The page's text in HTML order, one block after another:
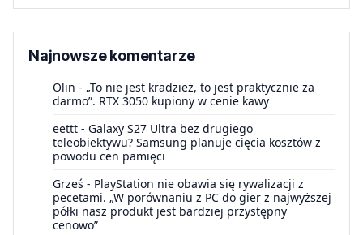
Najnowsze komentarze
Olin - „To nie jest kradzież, to jest praktycznie za
darmo”. RTX 3050 kupiony w cenie kawy
eettt - Galaxy S27 Ultra bez drugiego
teleobiektywu? Samsung planuje cięcia kosztów z
powodu cen pamięci
Grześ - PlayStation nie obawia się rywalizacji z
pecetami. „W porównaniu z PC do gier z najwyższej
półki nasz produkt jest bardziej przystępny
cenowo”